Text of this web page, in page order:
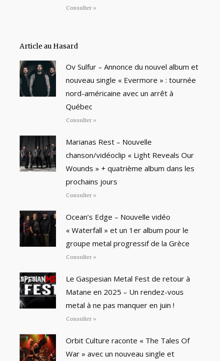
Consulter »
Article au Hasard
Ov Sulfur – Annonce du nouvel album et
nouveau single « Evermore » : tournée
nord-américaine avec un arrêt à
Québec
Consulter »
Marianas Rest – Nouvelle
chanson/vidéoclip « Light Reveals Our
Wounds » + quatrième album dans les
prochains jours
Consulter »
Ocean’s Edge – Nouvelle vidéo
« Waterfall » et un 1er album pour le
groupe metal progressif de la Grèce
Consulter »
Le Gaspesian Metal Fest de retour à
Matane en 2025 – Un rendez-vous
metal à ne pas manquer en juin !
Consulter »
Orbit Culture raconte « The Tales Of
War » avec un nouveau single et